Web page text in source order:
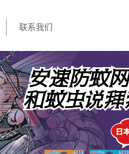
联系我们